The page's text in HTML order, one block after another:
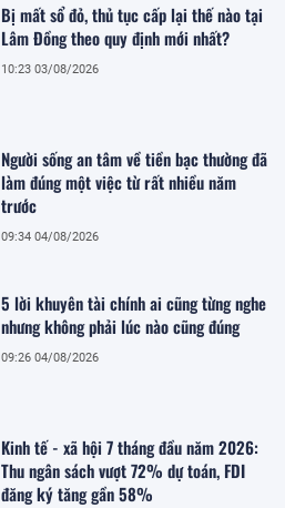
Bị mất sổ đỏ, thủ tục cấp lại thế nào tại
Lâm Đồng theo quy định mới nhất?
10:23 03/08/2026
Người sống an tâm về tiền bạc thường đã
làm đúng một việc từ rất nhiều năm
trước
09:34 04/08/2026
5 lời khuyên tài chính ai cũng từng nghe
nhưng không phải lúc nào cũng đúng
09:26 04/08/2026
Kinh tế - xã hội 7 tháng đầu năm 2026:
Thu ngân sách vượt 72% dự toán, FDI
đăng ký tăng gần 58%